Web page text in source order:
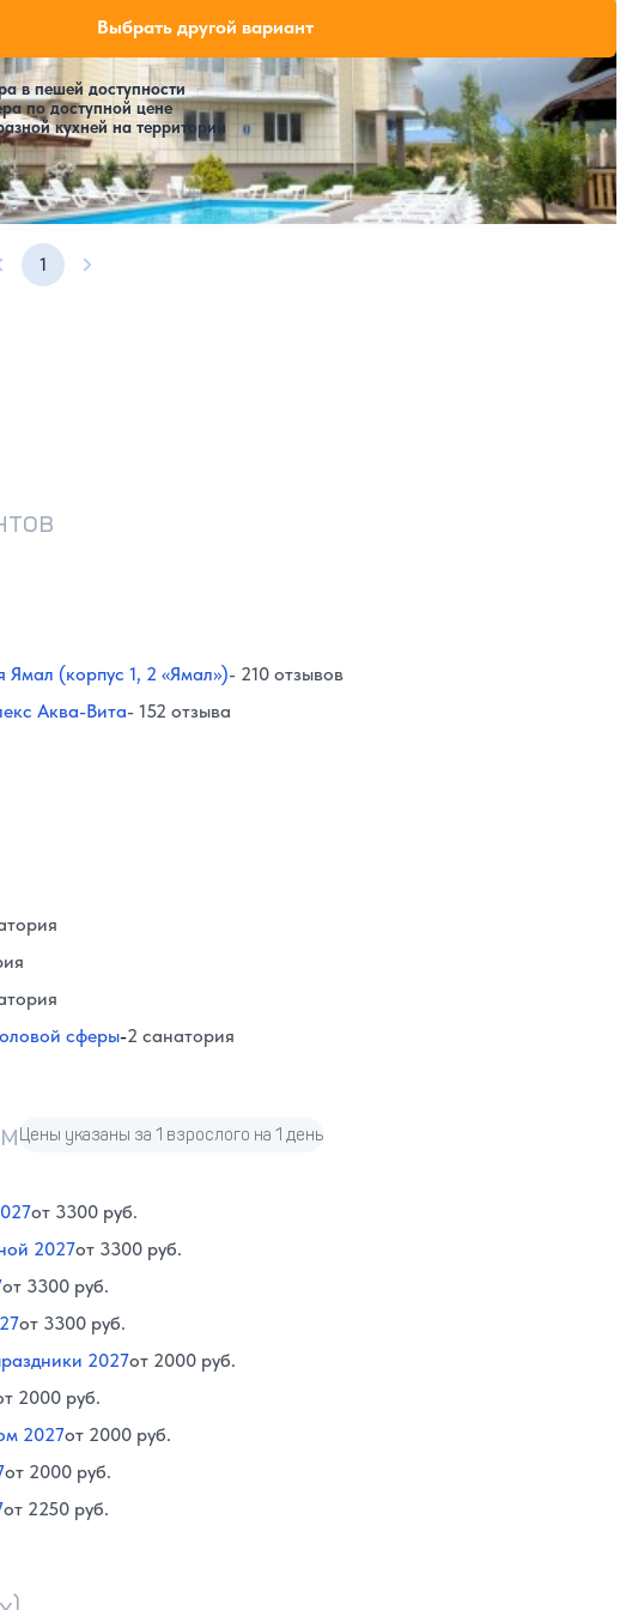
Черноморье
в пешей доступности
по доступной цене
кухней на территории
Расстояние до пляжа: 50 метров.
Нет цен или свободных мест на выбранные даты
Выбрать другой вариант
страница
1 Следующая страница
(корпус 1, 2 «Ямал»)- 210 отзывов
Аква-Вита- 152 отзыва
сферы-2 санатория
Цены указаны за 1 взрослого на 1 день
от 3300 руб.
2027от 3300 руб.
от 3300 руб.
от 3300 руб.
2027от 2000 руб.
2000 руб.
2027от 2000 руб.
от 2000 руб.
от 2250 руб.